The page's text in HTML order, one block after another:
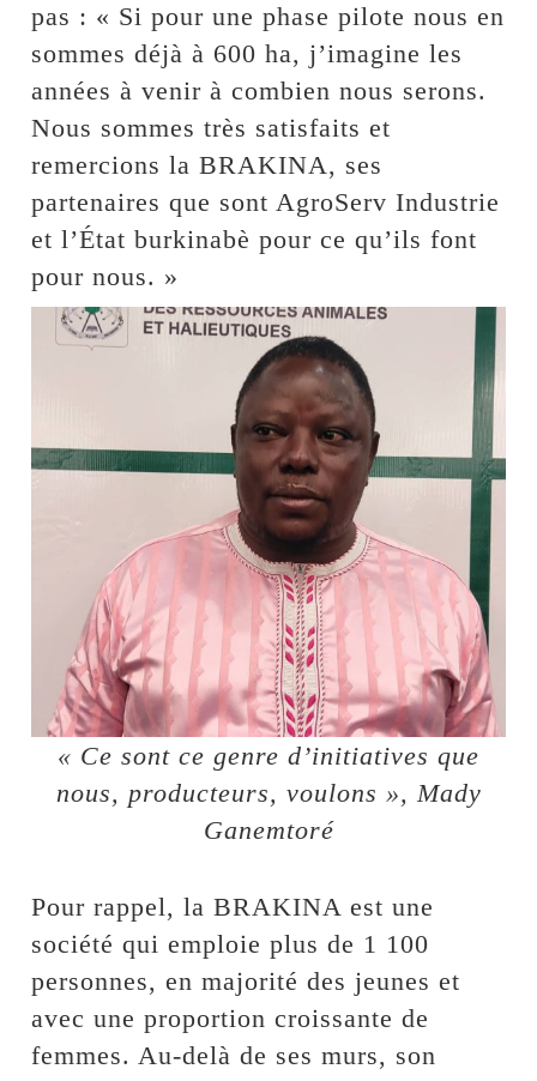
pas : « Si pour une phase pilote nous en
sommes déjà à 600 ha, j’imagine les
années à venir à combien nous serons.
Nous sommes très satisfaits et
remercions la BRAKINA, ses
partenaires que sont AgroServ Industrie
et l’État burkinabè pour ce qu’ils font
pour nous. »
« Ce sont ce genre d’initiatives que
nous, producteurs, voulons », Mady
Ganemtoré
Pour rappel, la BRAKINA est une
société qui emploie plus de 1 100
personnes, en majorité des jeunes et
avec une proportion croissante de
femmes. Au-delà de ses murs, son